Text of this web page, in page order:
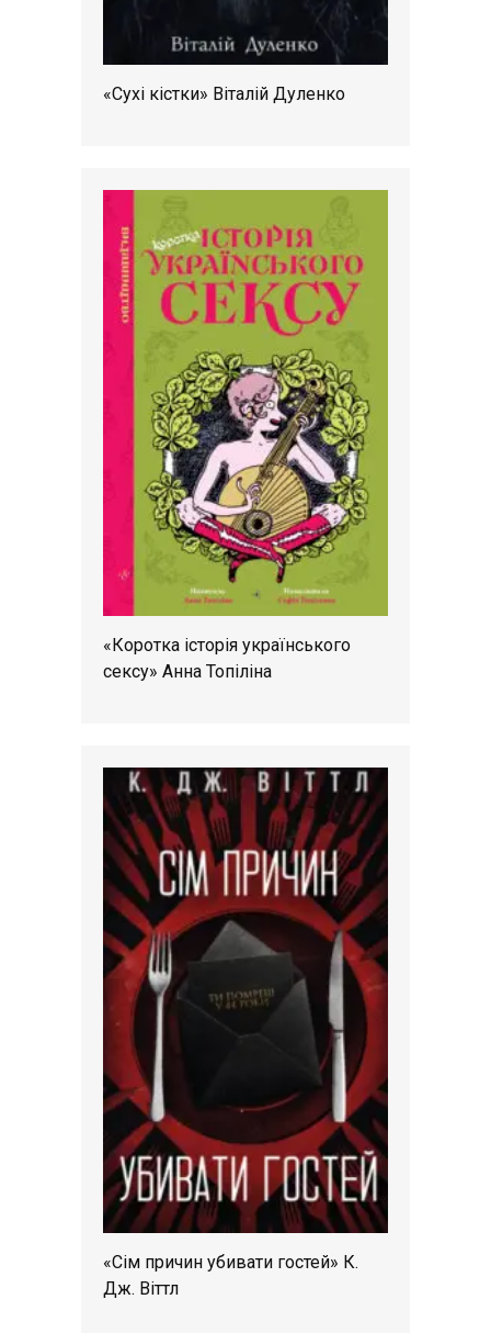
«Сухі кістки» Віталій Дуленко
«Коротка історія українського
сексу» Анна Топіліна
«Сім причин убивати гостей» К.
Дж. Віттл